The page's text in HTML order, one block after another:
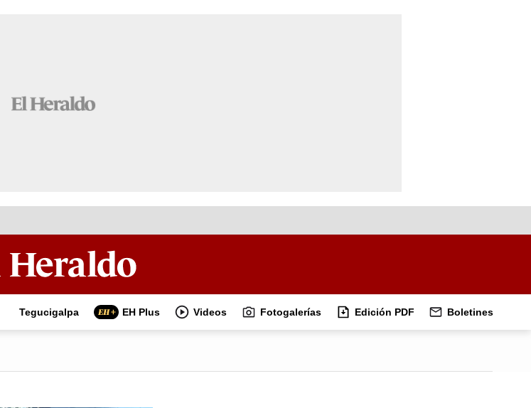
Tegucigalpa EH Plus Videos Fotogalerías Edición PDF Boletines